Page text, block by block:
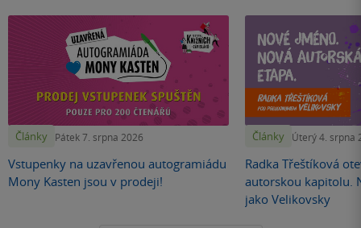
Články Pátek 7. srpna 2026
Vstupenky na uzavřenou autogramiádu
Mony Kasten jsou v prodeji!
Články Úterý 4. srpna
Radka Třeštíková
autorskou kapitolu.
jako Velikovsky